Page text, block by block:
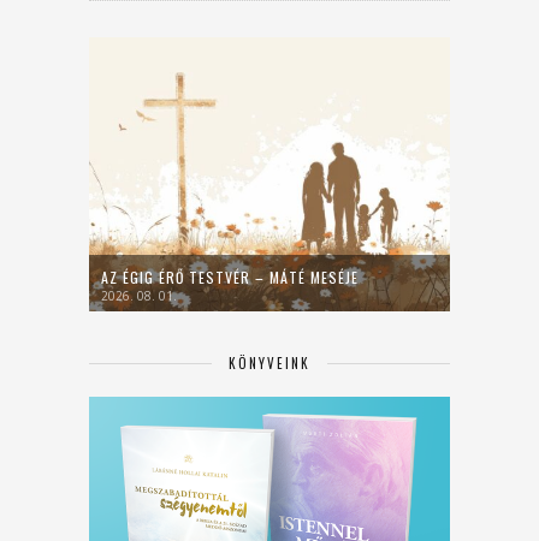
AZ ÉGIG ÉRŐ TESTVÉR – MÁTÉ MESÉJE
2026. 08. 01.
KÖNYVEINK